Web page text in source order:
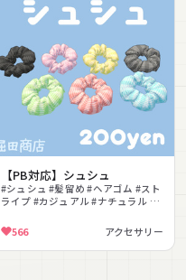
【PB対応】シュシュ
#シュシュ #髪留め #ヘアゴム #スト
ライプ #カジュアル #ナチュラル #
566 アクセサリー